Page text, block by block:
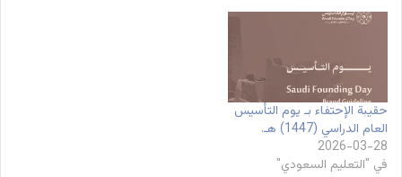
حقيبة الإحتفاء بـ يوم التأسيس
العام الدراسي (1447) هـ.
2026-03-28
في "التعليم السعودي"